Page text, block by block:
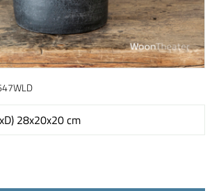
28x20x20 cm